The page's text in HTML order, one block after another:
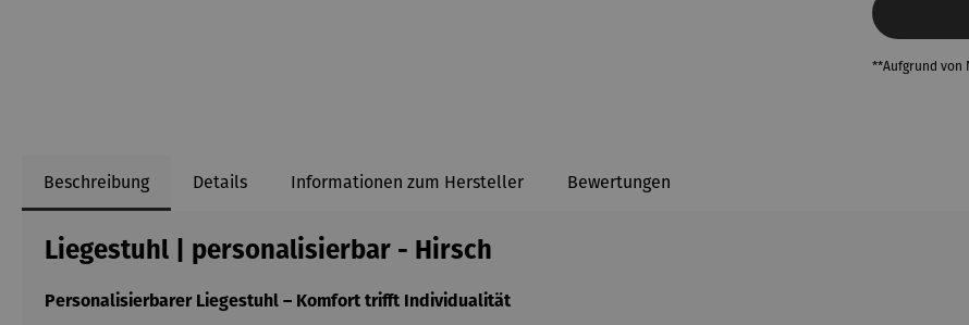
**Aufgrund von
Beschreibung Details Informationen zum Hersteller Bewertungen
Liegestuhl | personalisierbar - Hirsch
Personalisierbarer Liegestuhl – Komfort trifft Individualität